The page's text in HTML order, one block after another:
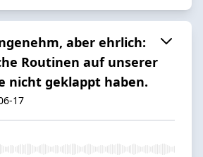
aber ehrlich:
Routinen auf unserer
nicht geklappt haben.
17